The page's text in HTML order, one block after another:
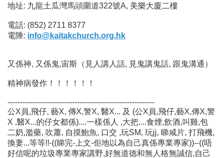
地址: 九龍土瓜灣馬頭圍道322號A, 美樂大廈二樓
電話: (852) 2711 8377
電陲: info@kaitakchurch.org.hk
又係神, 又係鬼,宙斯（見人講人話, 見鬼講鬼話, 跟鬼溝通）
精神病發作！！！！！！
-----------------------------------------------------------
公X員,飛仔, 藝X, 傳X,警X, 醫X... 及 (公X員,飛仔,藝X,傳X,警
X ,醫X...的仔女都係)....一樣係人 ,大把....食煙,飲酒,叫雞,包
二奶,濫藥, 吹蕭, 自摸鮑魚, 口交 ,玩SM, 玩jj, 睇咸片, 打飛機,
換妻...等等!!-((睇完-上文-佢地以為自己真係專業專家))--((唔
好信呢的垃圾專業專家講野,好無道德和無人格無誠信,自己